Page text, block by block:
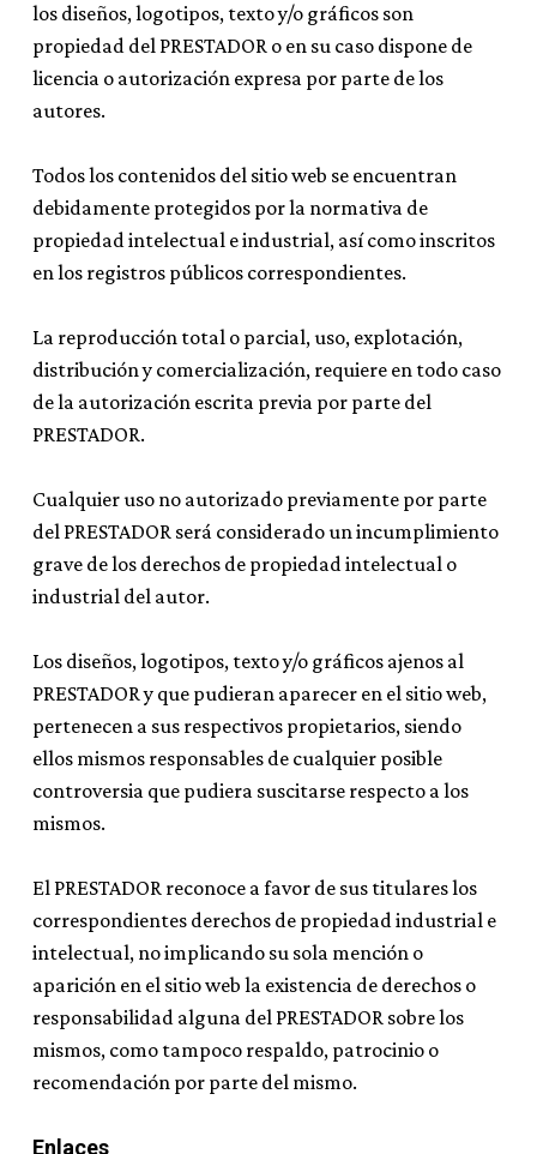
los diseños, logotipos, texto y/o gráficos son
propiedad del PRESTADOR o en su caso dispone de
licencia o autorización expresa por parte de los
autores.
Todos los contenidos del sitio web se encuentran
debidamente protegidos por la normativa de
propiedad intelectual e industrial, así como inscritos
en los registros públicos correspondientes.
La reproducción total o parcial, uso, explotación,
distribución y comercialización, requiere en todo caso
de la autorización escrita previa por parte del
PRESTADOR.
Cualquier uso no autorizado previamente por parte
del PRESTADOR será considerado un incumplimiento
grave de los derechos de propiedad intelectual o
industrial del autor.
Los diseños, logotipos, texto y/o gráficos ajenos al
PRESTADOR y que pudieran aparecer en el sitio web,
pertenecen a sus respectivos propietarios, siendo
ellos mismos responsables de cualquier posible
controversia que pudiera suscitarse respecto a los
mismos.
El PRESTADOR reconoce a favor de sus titulares los
correspondientes derechos de propiedad industrial e
intelectual, no implicando su sola mención o
aparición en el sitio web la existencia de derechos o
responsabilidad alguna del PRESTADOR sobre los
mismos, como tampoco respaldo, patrocinio o
recomendación por parte del mismo.
Enlaces